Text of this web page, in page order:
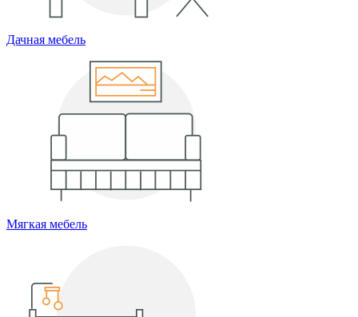
Дачная мебель
Мягкая мебель